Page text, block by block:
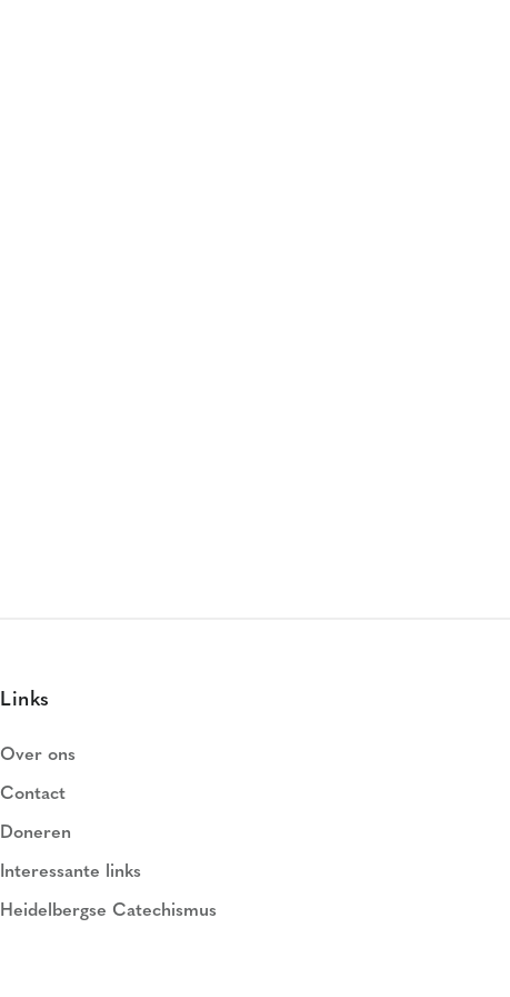
Links
Over ons
Contact
Doneren
Interessante links
Heidelbergse Catechismus